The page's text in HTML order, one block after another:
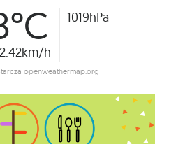
2.42km/h
1019hPa
openweathermap.org